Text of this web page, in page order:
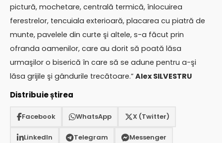
pictură, mochetare, centrală termică, înlocuirea
ferestrelor, tencuiala exterioară, placarea cu piatră de
munte, pavelele din curte şi altele, s-a făcut prin
ofranda oamenilor, care au dorit să poată lăsa
urmaşilor o biserică în care să se adune pentru a-şi
lăsa grijile şi gândurile trecătoare.” Alex SILVESTRU
Distribuie știrea
Facebook WhatsApp X (Twitter)
LinkedIn Telegram Messenger